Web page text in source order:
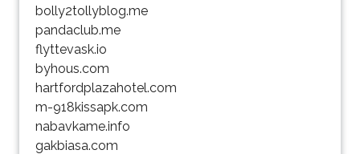
bolly2tollyblog.me
pandaclub.me
flyttevask.io
byhous.com
hartfordplazahotel.com
m-918kissapk.com
nabavkame.info
gakbiasa.com